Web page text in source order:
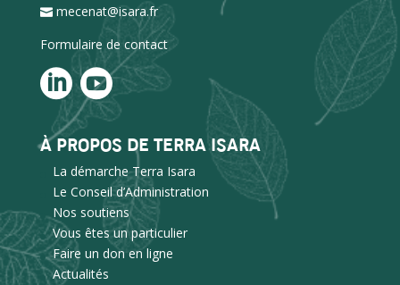
mecenat@isara.fr
Formulaire de contact
À PROPOS DE TERRA ISARA
La démarche Terra Isara
Le Conseil d’Administration
Nos soutiens
Vous êtes un particulier
Faire un don en ligne
Actualités